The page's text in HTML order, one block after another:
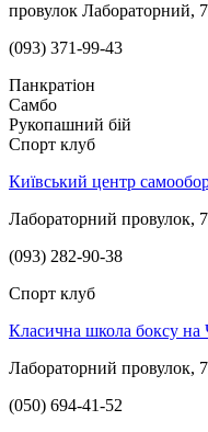
провулок Лабораторний,
(093) 371-99-43
Панкратіон
Самбо
Рукопашний бій
Спорт клуб
Київський центр
Лабораторний провулок,
(093) 282-90-38
Спорт клуб
Класична школа боксу на
Лабораторний провулок,
(050) 694-41-52